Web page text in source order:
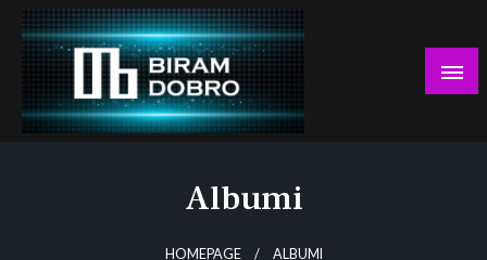
Skip
content
Albumi
HOMEPAGE ALBUMI